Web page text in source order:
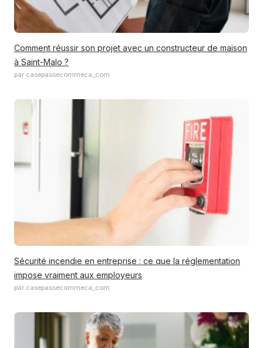
Comment réussir son projet avec un constructeur de maison
à Saint-Malo ?
par casepassecommeca_com
Sécurité incendie en entreprise : ce que la réglementation
impose vraiment aux employeurs
par casepassecommeca_com